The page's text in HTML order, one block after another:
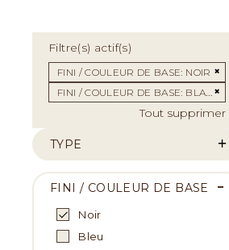
Filtre(s) actif(s)
FINI / COULEUR DE BASE NOIR
FINI / COULEUR DE BASE BLANC
Tout supprimer
TYPE
FINI / COULEUR DE BASE
Noir
Bleu